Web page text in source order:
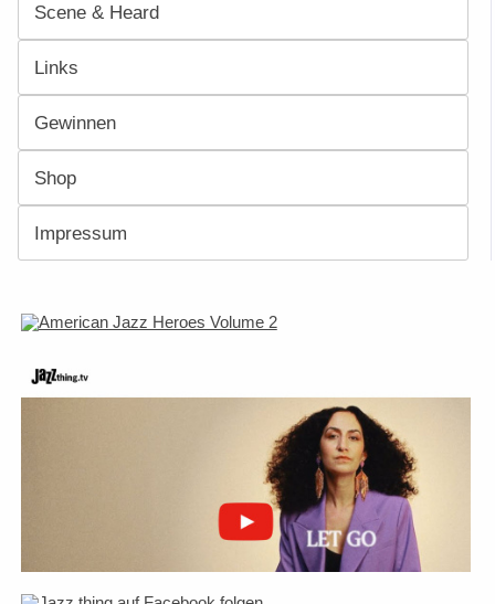
Scene & Heard
Links
Gewinnen
Shop
Impressum